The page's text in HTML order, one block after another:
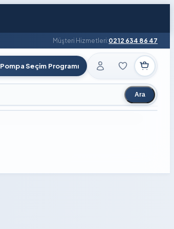
Müşteri Hizmetleri:0212 634 86 47
Pompa Seçim Programı
Ara